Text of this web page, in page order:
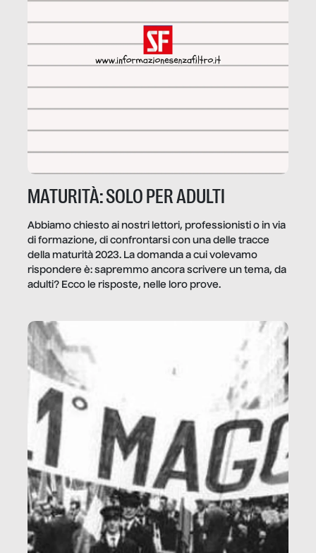
MATURITÀ: SOLO PER ADULTI
Abbiamo chiesto ai nostri lettori, professionisti o in via
di formazione, di confrontarsi con una delle tracce
della maturità 2023. La domanda a cui volevamo
rispondere è: sapremmo ancora scrivere un tema, da
adulti? Ecco le risposte, nelle loro prove.